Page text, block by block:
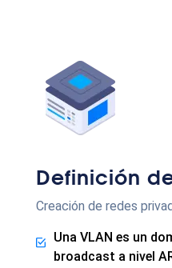
Definición
Creación de redes
Una VLAN es un
broadcast a nivel